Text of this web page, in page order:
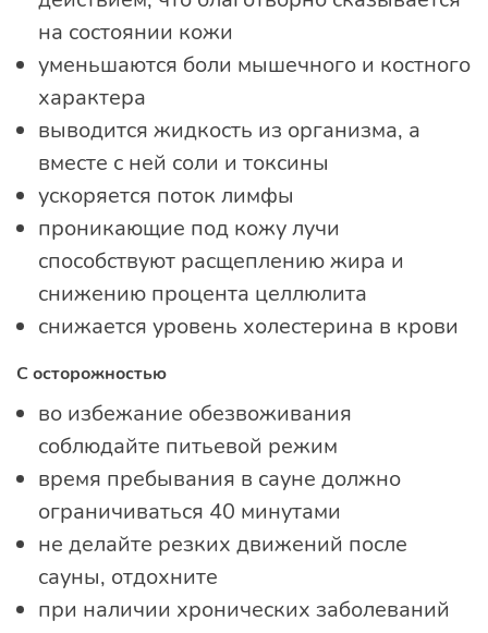
на состоянии кожи
уменьшаются боли мышечного и костного
характера
выводится жидкость из организма, а
вместе с ней соли и токсины
ускоряется поток лимфы
проникающие под кожу лучи
способствуют расщеплению жира и
снижению процента целлюлита
снижается уровень холестерина в крови
С осторожностью
во избежание обезвоживания
соблюдайте питьевой режим
время пребывания в сауне должно
ограничиваться 40 минутами
не делайте резких движений после
сауны, отдохните
при наличии хронических заболеваний